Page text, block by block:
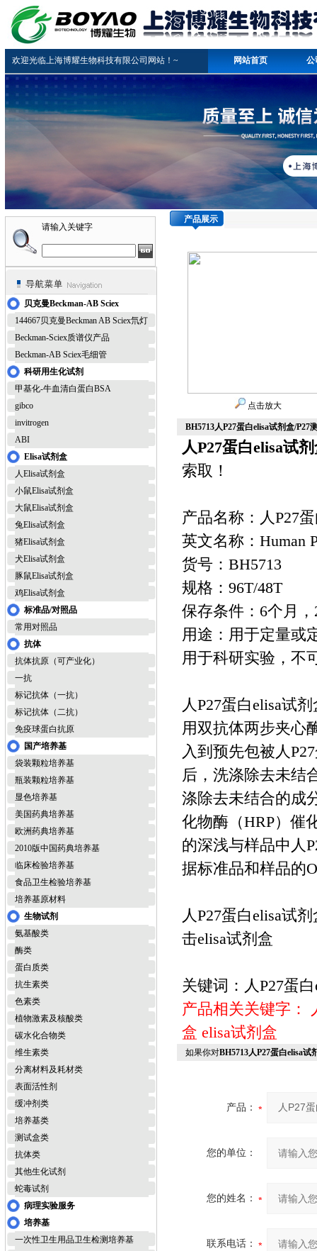
欢迎光临上海博耀生物科技有限公司网站！~ 网站首页 公
请输入关键字
贝克曼Beckman-AB Sciex
144667贝克曼Beckman AB Sciex氘灯
Beckman-Sciex质谱仪产品
Beckman-AB Sciex毛细管
科研用生化试剂
甲基化-牛血清白蛋白BSA
gibco
invitrogen
ABI
Elisa试剂盒
人Elisa试剂盒
小鼠Elisa试剂盒
大鼠Elisa试剂盒
兔Elisa试剂盒
猪Elisa试剂盒
犬Elisa试剂盒
豚鼠Elisa试剂盒
鸡Elisa试剂盒
标准品/对照品
常用对照品
抗体
抗体抗原（可产业化）
一抗
标记抗体（一抗）
标记抗体（二抗）
免疫球蛋白抗原
国产培养基
袋装颗粒培养基
瓶装颗粒培养基
显色培养基
美国药典培养基
欧洲药典培养基
2010版中国药典培养基
临床检验培养基
食品卫生检验培养基
培养基原材料
生物试剂
氨基酸类
酶类
蛋白质类
抗生素类
色素类
植物激素及核酸类
碳水化合物类
维生素类
分离材料及耗材类
表面活性剂
缓冲剂类
培养基类
测试盒类
抗体类
其他生化试剂
蛇毒试剂
病理实验服务
培养基
一次性卫生用品卫生检测培养基
产品展示
点击放大
BH5713人P27蛋白elisa试剂盒/P27
人P27蛋白elisa试
索取！
产品名称：人P27
英文名称：Human
货号：BH5713
规格：96T/48T
保存条件：6个月
用途：用于定量或
用于科研实验，不
人P27蛋白elisa试
用双抗体两步夹心
入到预先包被人
后，洗涤除去未结
涤除去未结合的成
化物酶（HRP）催
的深浅与样品中人
据标准品和样品的
人P27蛋白elisa试
击elisa试剂盒
关键词：人P27蛋
产品相关关键字：
盒 elisa试剂盒
如果你对BH5713人P27蛋白elisa试
产品：
您的单位：
您的姓名：
联系电话：